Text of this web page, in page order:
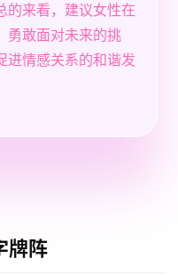
的来看，建议女性在
勇敢面对未来的挑
进情感关系的和谐发
牌阵